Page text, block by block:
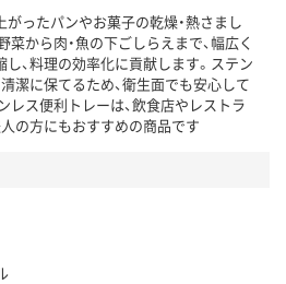
がったパンやお菓子の乾燥・熱さまし
から肉・魚の下ごしらえまで、幅広く
、料理の効率化に貢献します。ステン
潔に保てるため、衛生面でも安心して
レス便利トレーは、飲食店やレストラ
人の方にもおすすめの商品です